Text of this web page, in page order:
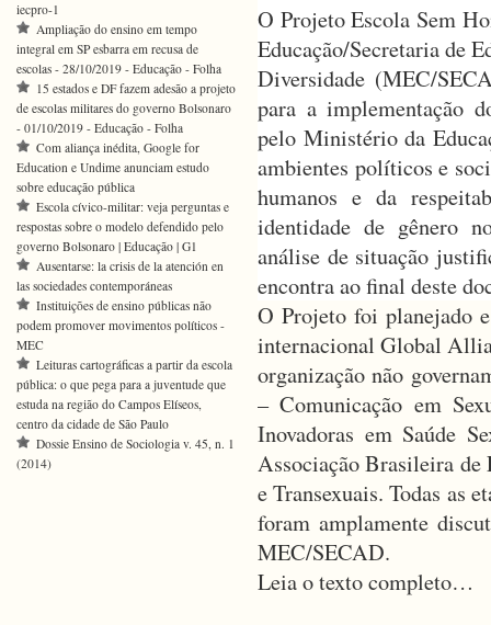
O Projeto Escola Sem
Educação/Secretaria de
Diversidade (MEC/
para a implementação
pelo Ministério da
ambientes políticos e
humanos e da
identidade de gênero
análise de situação
encontra ao final deste
O Projeto foi planejado
internacional Global
organização não
– Comunicação em
Inovadoras em Saúde
Associação Brasileira de
e Transexuais. Todas as
foram amplamente
MEC/SECAD.
Leia o texto completo…
iecpro-1
Ampliação do ensino em tempo
integral em SP esbarra em recusa de
escolas - 28/10/2019 - Educação - Folha
15 estados e DF fazem adesão a projeto
de escolas militares do governo Bolsonaro
- 01/10/2019 - Educação - Folha
Com aliança inédita, Google for
Education e Undime anunciam estudo
sobre educação pública
Escola cívico-militar: veja perguntas e
respostas sobre o modelo defendido pelo
governo Bolsonaro | Educação | G1
Ausentarse: la crisis de la atención en
las sociedades contemporáneas
Instituições de ensino públicas não
podem promover movimentos políticos -
MEC
Leituras cartográficas a partir da escola
pública: o que pega para a juventude que
estuda na região do Campos Elíseos,
centro da cidade de São Paulo
Dossie Ensino de Sociologia v. 45, n. 1
(2014)